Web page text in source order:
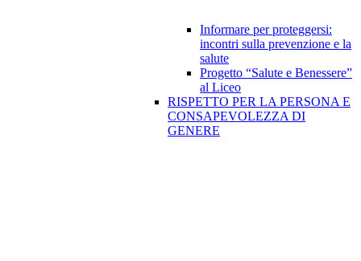
Informare per proteggersi:
incontri sulla prevenzione e la
salute
Progetto “Salute e Benessere”
al Liceo
RISPETTO PER LA PERSONA E
CONSAPEVOLEZZA DI
GENERE